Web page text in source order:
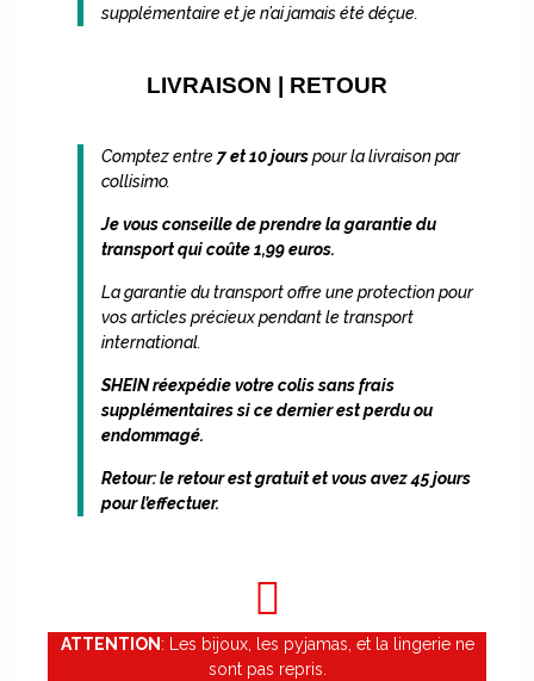
supplémentaire et je n’ai jamais été déçue.
LIVRAISON | RETOUR
Comptez entre 7 et 10 jourspour la livraison par
collisimo.
Je vous conseille de prendre la garantie du
transport qui coûte 1,99 euros.
La garantie du transport offre une protection pour
vos articles précieux pendant le transport
international.
SHEIN réexpédie votre colis sans frais
supplémentaires si ce dernier est perdu ou
endommagé.
Retour:le retour est gratuit et vous avez 45 jours
pour l’effectuer.
ATTENTION : Les bijoux, les pyjamas, et la lingerie ne
sont pas repris.